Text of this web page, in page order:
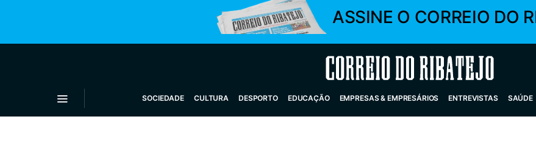
ASSINE O CORREIO DO
Correio do Ribatejo
SOCIEDADE CULTURA DESPORTO EDUCAÇÃO EMPRESAS & EMPRESÁRIOS ENTREVISTAS SAÚDE